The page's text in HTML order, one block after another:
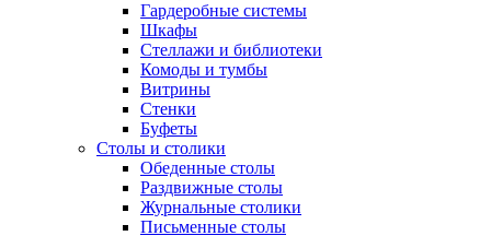
Гардеробные системы
Шкафы
Стеллажи и библиотеки
Комоды и тумбы
Витрины
Стенки
Буфеты
Столы и столики
Обеденные столы
Раздвижные столы
Журнальные столики
Письменные столы